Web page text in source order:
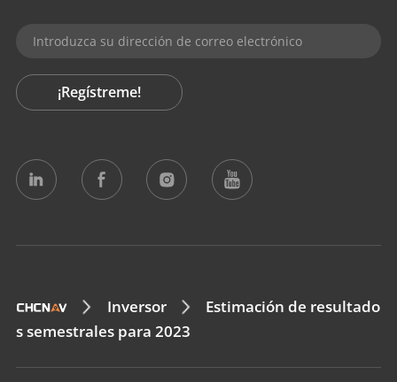
¡Regístreme!
Inversor
Estimación de resultado
s semestrales para 2023